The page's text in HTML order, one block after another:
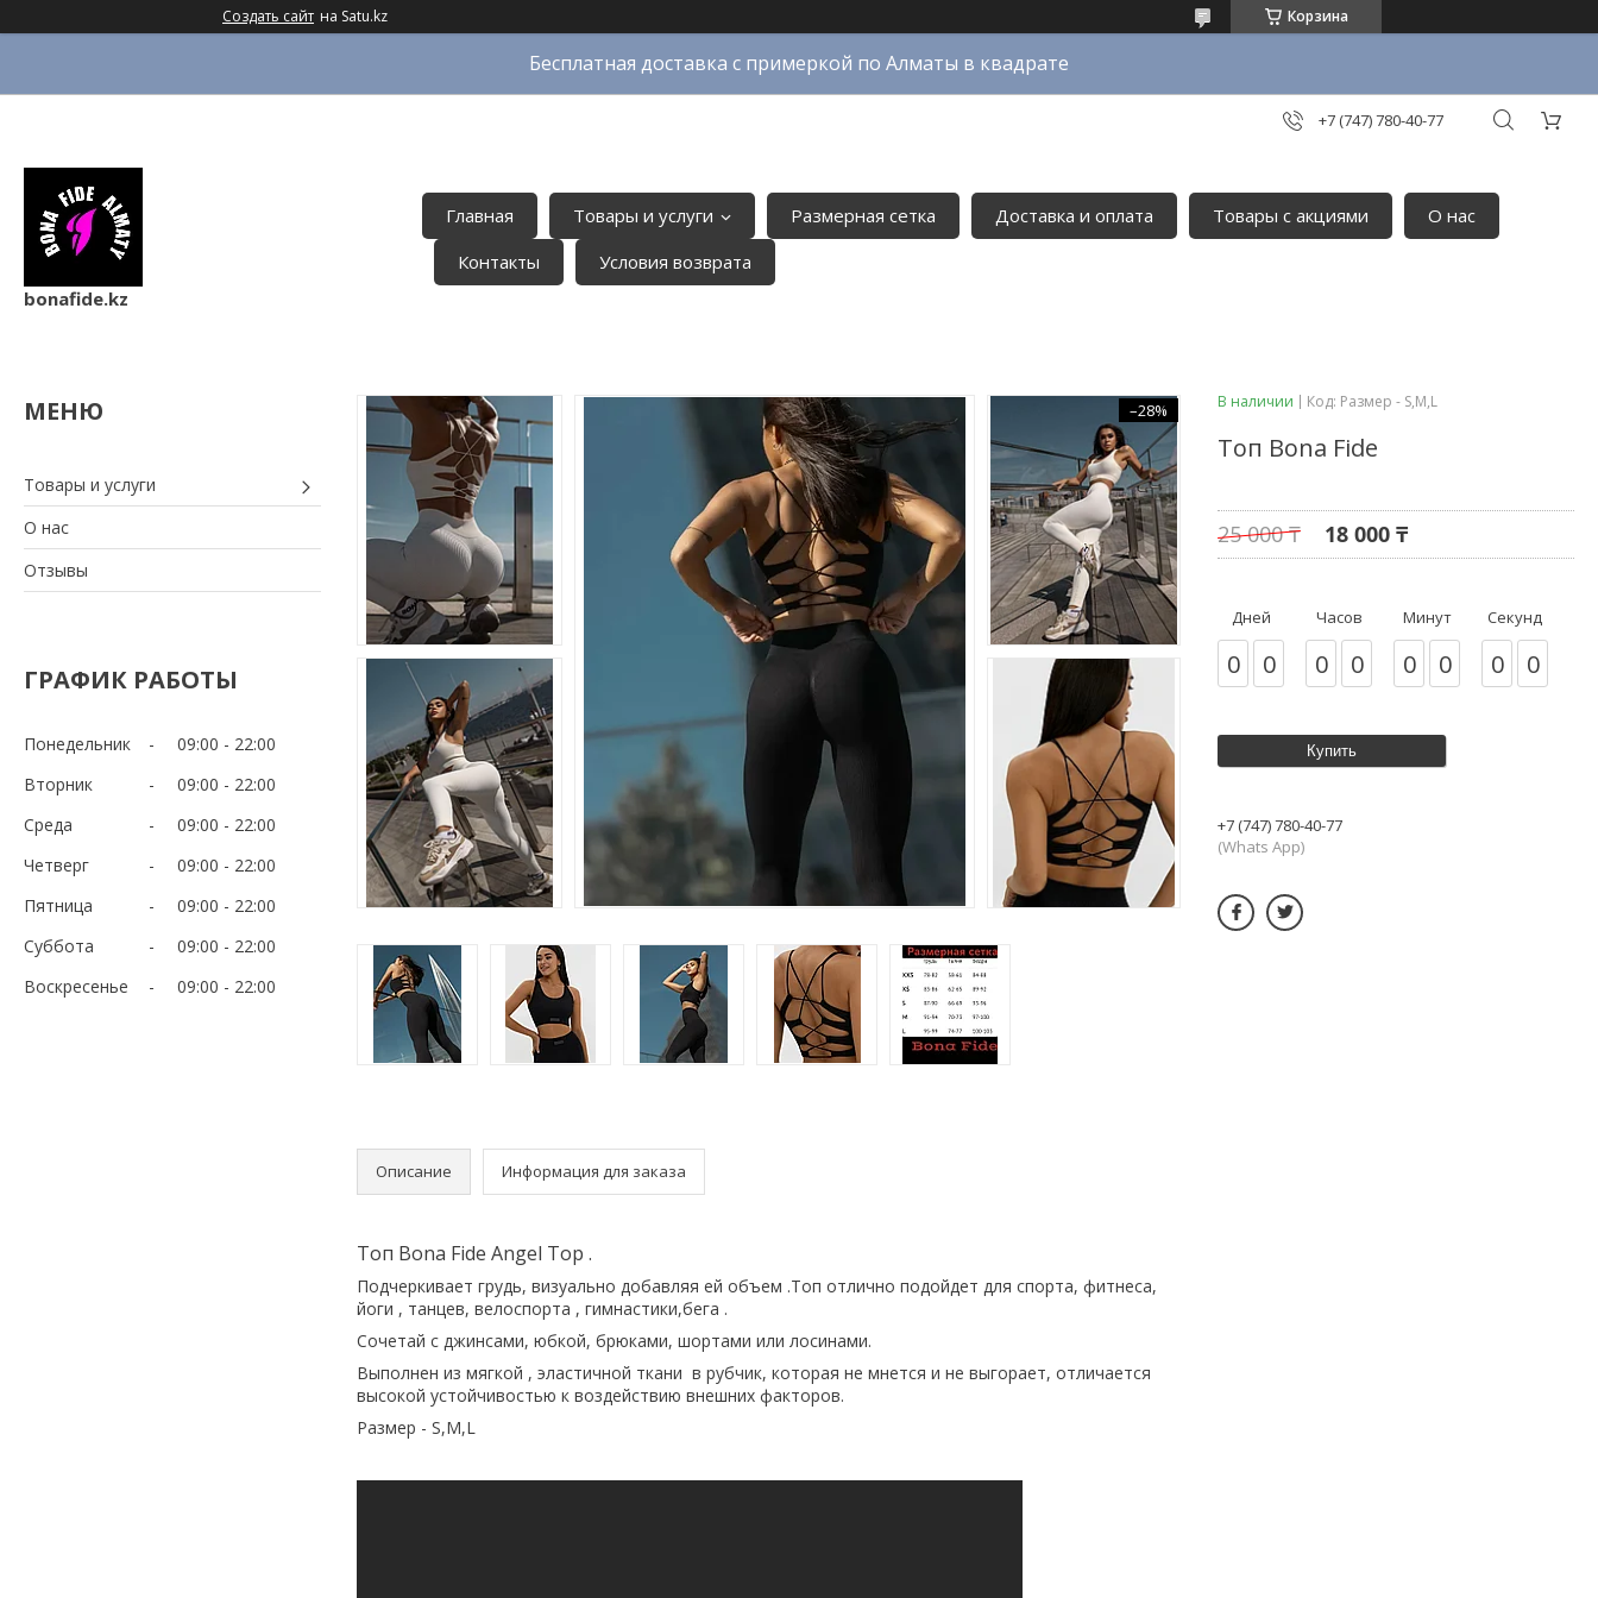
Создать сайт на Satu.kz Корзина
Бесплатная доставка с примеркой по Алматы в квадрате
+7 (747) 780-40-77
bonafide.kz
Главная Товары и услуги Размерная сетка Доставка и оплата Товары с акциями
О нас
Контакты
Условия возврата
Товары и услуги
О нас
Отзывы
ГРАФИК РАБОТЫ
Понедельник 09:00
22:00
Вторник
09:00
22:00
Среда
09:00
22:00
Четверг
09:00
22:00
Пятница
09:00
22:00
Суббота
09:00
22:00
Воскресенье
09:00 22:00
–28%
Описание Информация для заказа
Tоп Bona Fide Angel Top .
Подчеркивает грудь, визуально добавляя ей объем .Топ отлично подойдет для спорта, фитнеса,
йоги , танцев, велоспорта , гимнастики,бега .
Сочетай с джинсами, юбкой, брюками, шортами или лосинами.
Выполнен из мягкой , эластичной ткани в рубчик, которая не мнется и не выгорает, отличается
высокой устойчивостью к воздействию внешних факторов.
Размер - S,M,L
В наличии Код: Размер - S,М,L
Топ Bona Fide
25 000 ₸ 18 000 ₸
Дней
0 0
Часов
0 0
Минут
0 0
Секунд
0 0
Купить
+7 (747) 780-40-77
(Whats App)